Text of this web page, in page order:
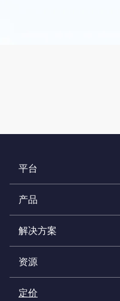
平台
产品
解决方案
资源
定价